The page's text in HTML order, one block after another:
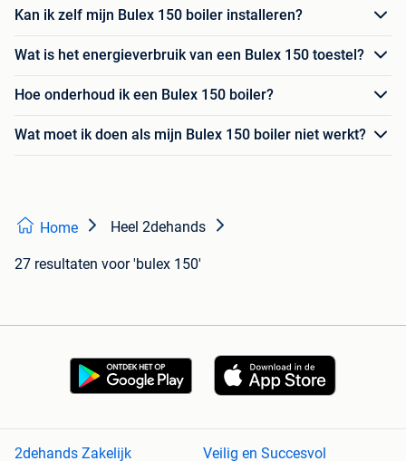
Kan ik zelf mijn Bulex 150 boiler installeren?
Wat is het energieverbruik van een Bulex 150 toestel?
Hoe onderhoud ik een Bulex 150 boiler?
Wat moet ik doen als mijn Bulex 150 boiler niet werkt?
Home Heel 2dehands
27 resultaten voor 'bulex 150'
2dehands Zakelijk
Veilig en Succesvol